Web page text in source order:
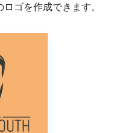
ゴを作成できます。